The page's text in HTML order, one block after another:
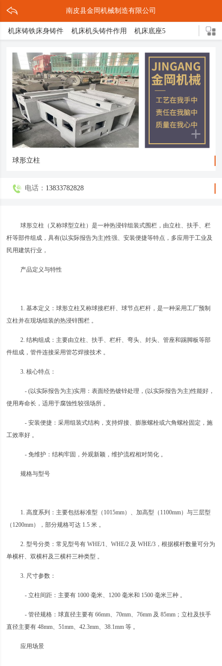
南皮县金岡机械制造有限公司
机床铸铁床身铸件 机床机头铸件作用 机床底座5
机床底座的结构 机头铸件 灰铁床身介绍 灰铁机床轴承座
球形立柱 机床铸件5 机床导轨3 灰铁机头铸件
压铸缩孔原因解决措施 球铁铸造三大亮点 机床底座铸造方式
机床底座是什么 轴承支架 箱体铸件 机床床脚 球墨铸件
球体磨床 机床铸铁 球铁铸件介绍
球形立柱
电话： 13833782828
球形立柱（又称球型立柱）是一种热浸锌组装式围栏，由立柱、扶手、栏
杆等部件组成，具有(以实际报告为主)性强、安装便捷等特点，多应用于工业及
民用建筑行业，
产品定义与特性
1. 基本定义：球形立柱又称球接栏杆、球节点栏杆，是一种采用工厂预制
立柱并在现场组装的热浸锌围栏 。
2. 结构组成：主要由立柱、扶手、栏杆、弯头、封头、管座和踢脚板等部
件组成，管件连接采用管芯焊接技术 。
3. 核心特点：
- (以实际报告为主)实用：表面经热镀锌处理，(以实际报告为主)性能好，
使用寿命长，适用于腐蚀性较强场所 。
- 安装便捷：采用组装式结构，支持焊接、膨胀螺栓或六角螺栓固定，施
工效率好 。
- 免维护：结构牢固，外观新颖，维护流程相对简化 。
规格与型号
1. 高度系列：主要包括标准型（1015mm）、加高型（1100mm）与三层型
（1200mm），部分规格可达 1.5 米 。
2. 型号分类：常见型号有 WHE/1、WHE/2 及 WHE/3，根据横杆数量可分为
单横杆、双横杆及三横杆三种类型 。
3. 尺寸参数：
- 立柱间距：主要有 1000 毫米、1200 毫米和 1500 毫米三种 。
- 管径规格：球直径主要有 66mm、70mm、76mm 及 85mm；立柱及扶手
直径主要有 48mm、51mm、42.3mm、38.1mm 等 。
应用场景